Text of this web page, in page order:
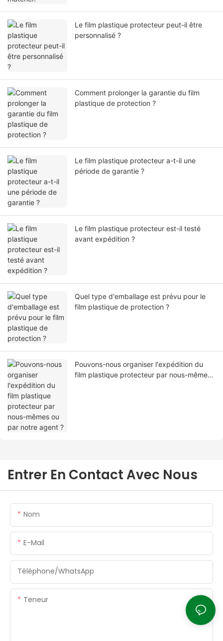
Le film plastique protecteur peut-il être
personnalisé ?
Comment prolonger la garantie du film
plastique de protection ?
Le film plastique protecteur a-t-il une
période de garantie ?
Le film plastique protecteur est-il testé
avant expédition ?
Quel type d'emballage est prévu pour le
film plastique de protection ?
Pouvons-nous organiser l'expédition du
film plastique protecteur par nous-mêmes
Entrer En Contact Avec Nous
Nom
E-Mail
Téléphone/WhatsApp
Teneur